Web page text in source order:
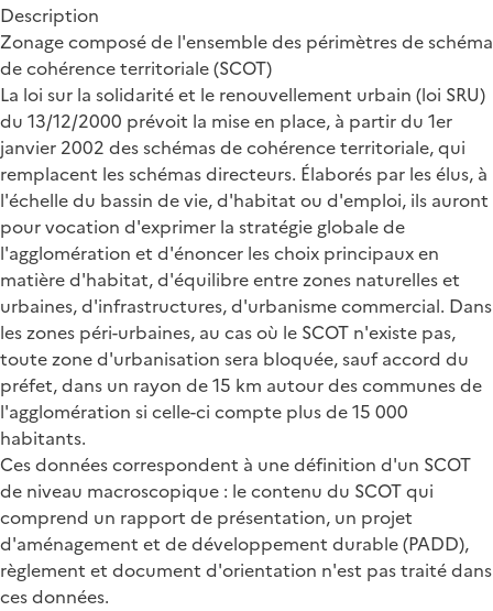
Description
Zonage composé de l'ensemble des périmètres de schéma
de cohérence territoriale (SCOT)
La loi sur la solidarité et le renouvellement urbain (loi SRU)
du 13/12/2000 prévoit la mise en place, à partir du 1er
janvier 2002 des schémas de cohérence territoriale, qui
remplacent les schémas directeurs. Élaborés par les élus, à
l'échelle du bassin de vie, d'habitat ou d'emploi, ils auront
pour vocation d'exprimer la stratégie globale de
l'agglomération et d'énoncer les choix principaux en
matière d'habitat, d'équilibre entre zones naturelles et
urbaines, d'infrastructures, d'urbanisme commercial. Dans
les zones péri-urbaines, au cas où le SCOT n'existe pas,
toute zone d'urbanisation sera bloquée, sauf accord du
préfet, dans un rayon de 15 km autour des communes de
l'agglomération si celle-ci compte plus de 15 000
habitants.
Ces données correspondent à une définition d'un SCOT
de niveau macroscopique : le contenu du SCOT qui
comprend un rapport de présentation, un projet
d'aménagement et de développement durable (PADD),
règlement et document d'orientation n'est pas traité dans
ces données.